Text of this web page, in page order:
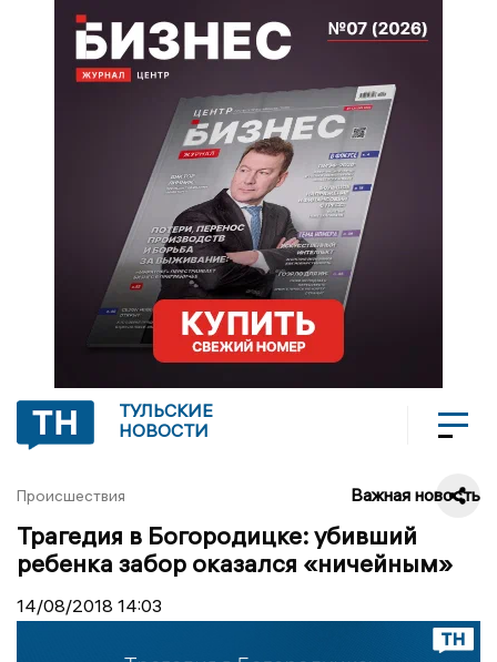
ТУЛЬСКИЕ
НОВОСТИ
Происшествия Важная новость
Трагедия в Богородицке: убивший
ребенка забор оказался «ничейным»
14/08/2018 14:03